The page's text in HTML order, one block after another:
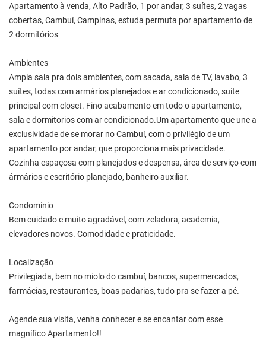
Apartamento à venda, Alto Padrão, 1 por andar, 3 suítes, 2 vagas
cobertas, Cambuí, Campinas, estuda permuta por apartamento de
2 dormitórios
Ambientes
Ampla sala pra dois ambientes, com sacada, sala de TV, lavabo, 3
suítes, todas com armários planejados e ar condicionado, suíte
principal com closet. Fino acabamento em todo o apartamento,
sala e dormitorios com ar condicionado.Um apartamento que une a
exclusividade de se morar no Cambuí, com o privilégio de um
apartamento por andar, que proporciona mais privacidade.
Cozinha espaçosa com planejados e despensa, área de serviço com
ármários e escritório planejado, banheiro auxiliar.
Condomínio
Bem cuidado e muito agradável, com zeladora, academia,
elevadores novos. Comodidade e praticidade.
Localização
Privilegiada, bem no miolo do cambuí, bancos, supermercados,
farmácias, restaurantes, boas padarias, tudo pra se fazer a pé.
Agende sua visita, venha conhecer e se encantar com esse
magnífico Apartamento!!